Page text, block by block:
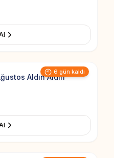
6 gün kaldı
Add to
Aldın Aldın
Add to